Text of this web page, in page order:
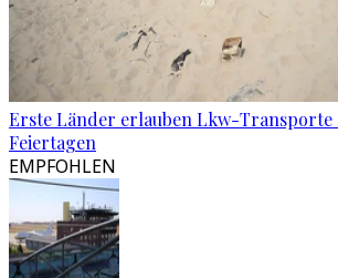
Erste Länder erlauben Lkw-Transporte
Feiertagen
EMPFOHLEN